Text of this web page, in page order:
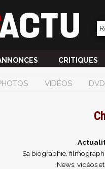
CRITIQUES
VIDÉOS
Sa biographie,
News, vidéos